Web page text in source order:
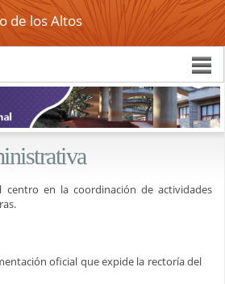
de los Altos
en la coordinación de actividades
oficial que expide la rectoría del